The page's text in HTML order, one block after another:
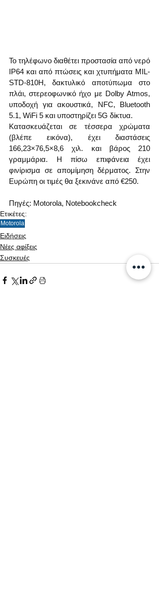
Το τηλέφωνο διαθέτει προστασία από νερό
IP64 και από πτώσεις και χτυπήματα MIL-
STD-810H, δακτυλικό αποτύπωμα στο
πλάι, στερεοφωνικό ήχο με Dolby Atmos,
υποδοχή για ακουστικά, NFC, Bluetooth
5.1, WiFi 5 και υποστηρίζει 5G δίκτυα.
Κατασκευάζεται σε τέσσερα χρώματα
(βλέπε εικόνα), έχει διαστάσεις
166,23×76,5×8,6 χιλ. και βάρος 210
γραμμάρια. Η πίσω επιφάνεια έχει
φινίρισμα σε απομίμηση δέρματος. Στην
Ευρώπη οι τιμές θα ξεκινάνε από €250.
Πηγές: Motorola, Notebookcheck
Ετικέτες:
Motorola
Ειδήσεις
Νέες αφίξεις
Συσκευές